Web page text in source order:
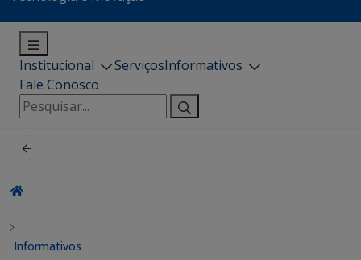
Institucional ServiçosInformativos
Fale Conosco
Pesquisar
por:
Informativos